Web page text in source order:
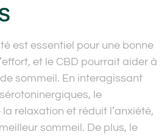
est essentiel pour une bonne
et le CBD pourrait aider à
sommeil. En interagissant
le
relaxation et réduit l’anxiété,
sommeil. De plus, le